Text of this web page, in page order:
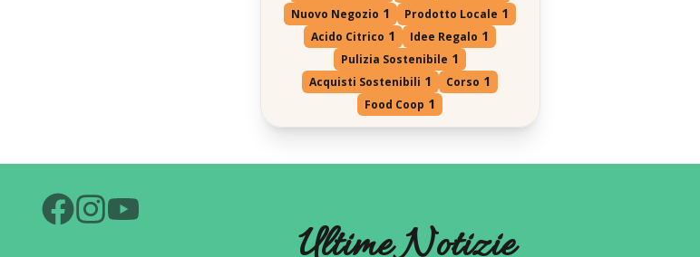
Nuovo Negozio 1 Prodotto Locale 1
Acido Citrico 1 Idee Regalo 1
Pulizia Sostenibile 1
Acquisti Sostenibili 1 Corso 1
Food Coop 1